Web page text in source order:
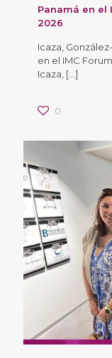
Panamá en el
2026
Icaza,
en el IMC
Icaza, […]
0